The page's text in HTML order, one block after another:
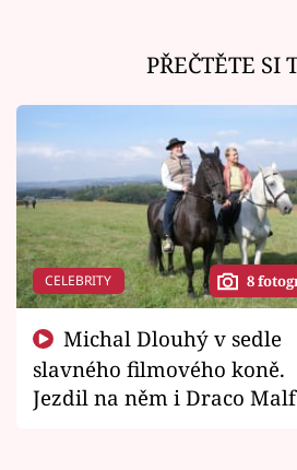
PŘEČTĚTE SI
CELEBRITY 8
slavného filmového koně.
Jezdil na něm i Draco